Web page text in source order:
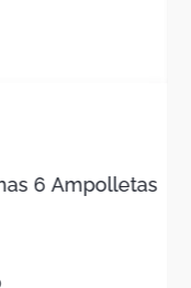
6 Ampolletas